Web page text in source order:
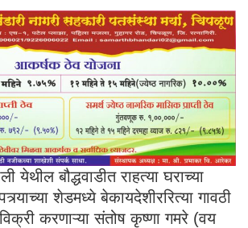
येथील बौद्धवाडीत राहत्या घराच्या
शेडमध्ये बेकायदेशीररित्या गावठी
करणाऱ्या संतोष कृष्णा गमरे (वय